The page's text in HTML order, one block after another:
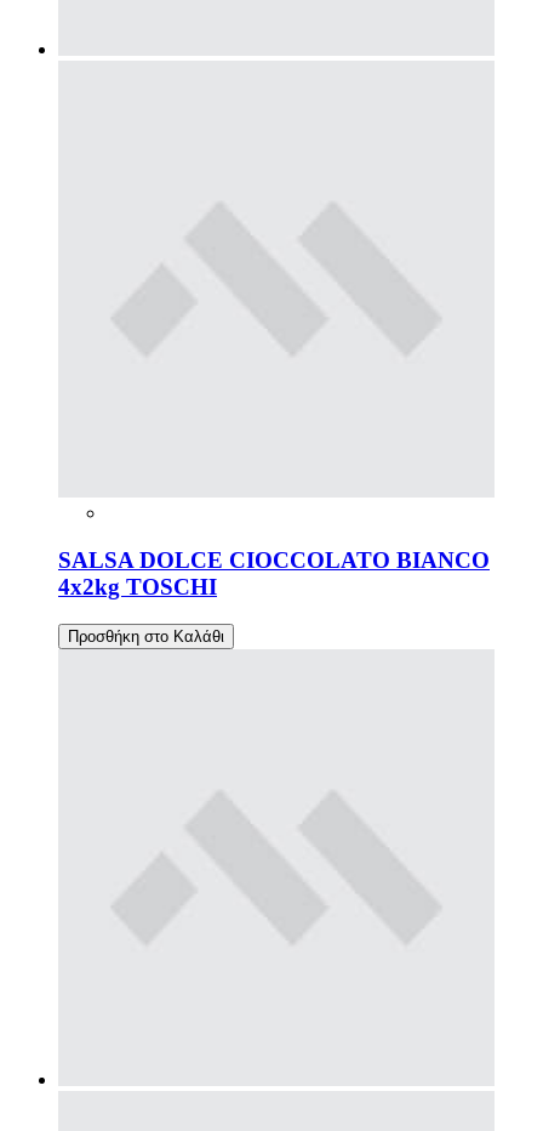
SALSA DOLCE CIOCCOLATO BIANCO
4x2kg TOSCHI
Προσθήκη στο Καλάθι